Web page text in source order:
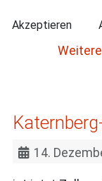
14.
Akzeptieren